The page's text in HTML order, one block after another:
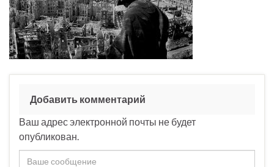
Добавить комментарий
Ваш адрес электронной почты не будет
опубликован.